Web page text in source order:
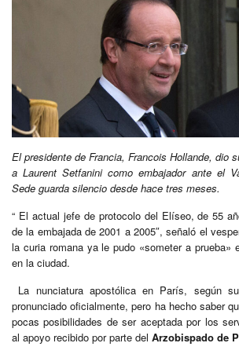
El presidente de Francia, Francois Hollande, dio
a Laurent Setfanini como embajador ante el
Sede guarda silencio desde hace tres meses.
“ El actual jefe de protocolo del Elíseo, de 55
de la embajada de 2001 a 2005″, señaló el
la curia romana ya le pudo «someter a prueba»
en la ciudad.
La nunciatura apostólica en París, según
pronunciado oficialmente, pero ha hecho saber
pocas posibilidades de ser aceptada por los
al apoyo recibido por parte del Arzobispado de